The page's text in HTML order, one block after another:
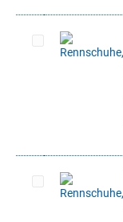
Artikel
Artikel